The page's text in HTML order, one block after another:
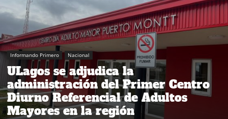
Informando Primero Nacional
ULagos se adjudica la
administración del Primer Centro
Diurno Referencial de Adultos
Mayores en la región